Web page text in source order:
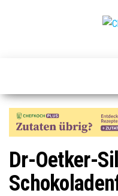
Dr-Oetker-